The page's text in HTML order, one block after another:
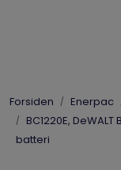
Forsiden Enerpac
BC1220E,
batteri
Enerpac